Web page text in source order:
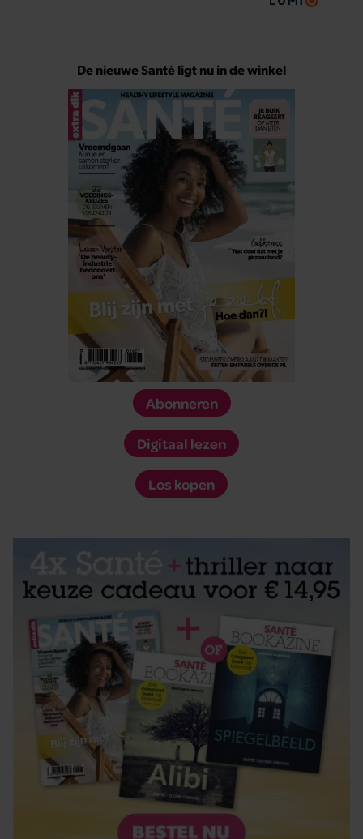
De nieuwe Santé ligt nu in de winkel
Abonneren
Digitaal lezen
Los kopen